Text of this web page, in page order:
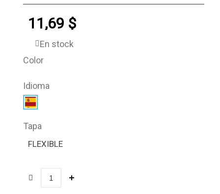
11,69 $
En stock
Color
Idioma
Tapa
FLEXIBLE